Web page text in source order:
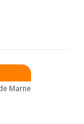
Marne